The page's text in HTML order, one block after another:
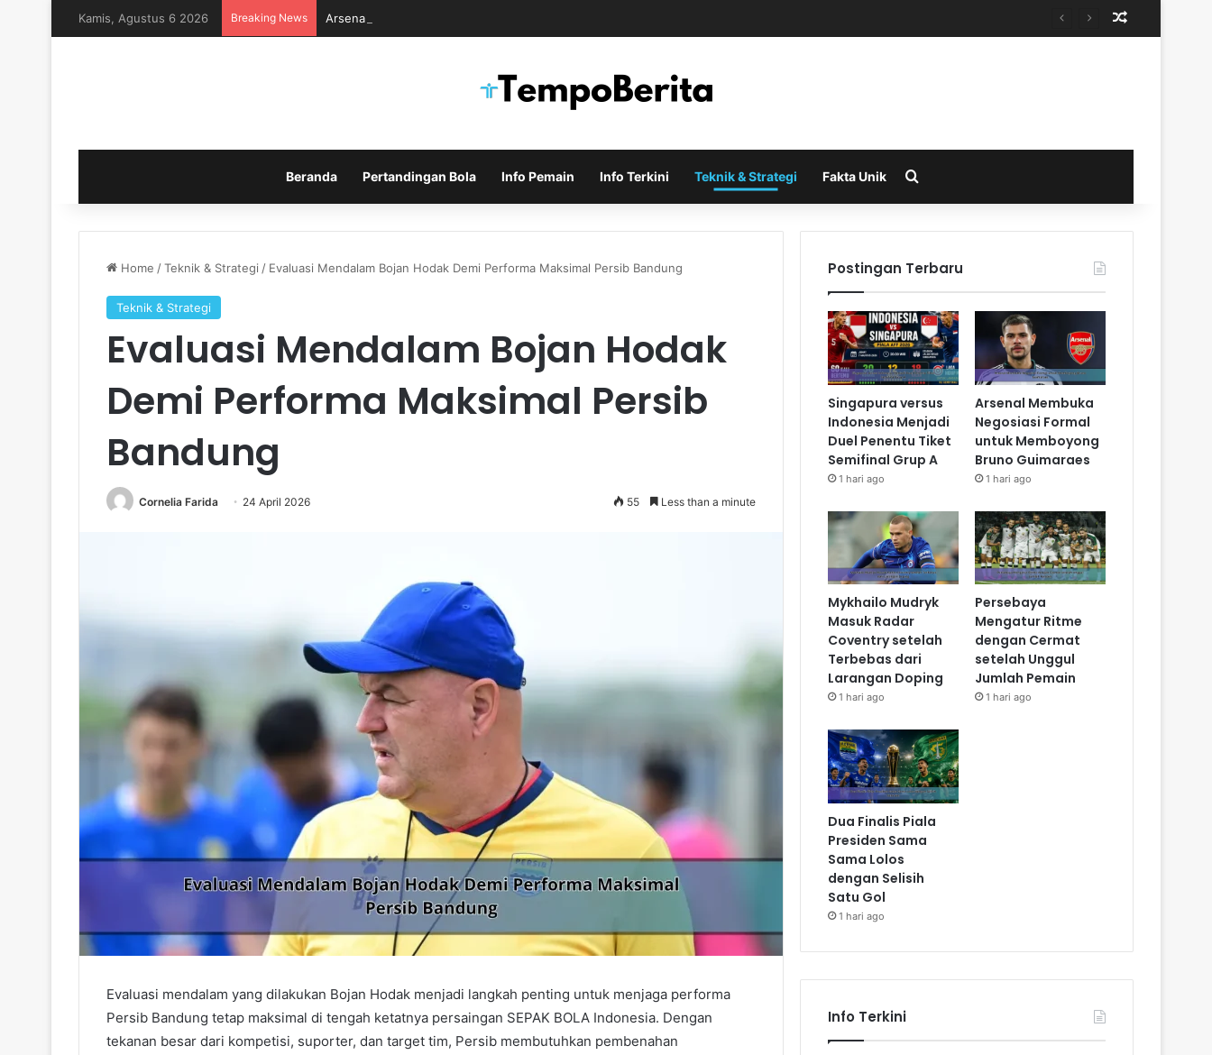
Kamis, Agustus 6 2026 Breaking News Arsenal Membuka Negosiasi Formal untuk Memboyong Bruno Guimaraes
Beranda Pertandingan Bola Info Pemain Info Terkini Teknik & Strategi Fakta Unik
Home /Teknik & Strategi / Evaluasi Mendalam Bojan Hodak Demi Performa Maksimal Persib Bandung
Teknik & Strategi
Evaluasi Mendalam Bojan Hodak
Demi Performa Maksimal Persib
Bandung
Cornelia Farida 24 April 2026 55 Less than a minute
Evaluasi mendalam yang dilakukan Bojan Hodak menjadi langkah penting untuk menjaga performa
Persib Bandung tetap maksimal di tengah ketatnya persaingan SEPAK BOLA Indonesia. Dengan
tekanan besar dari kompetisi, suporter, dan target tim, Persib membutuhkan pembenahan
Postingan Terbaru
Singapura versus
Indonesia Menjadi
Duel Penentu Tiket
Semifinal Grup A
1 hari ago
Arsenal Membuka
Negosiasi Formal
untuk Memboyong
Bruno Guimaraes
1 hari ago
Mykhailo Mudryk
Masuk Radar
Coventry setelah
Terbebas dari
Larangan Doping
1 hari ago
Persebaya
Mengatur Ritme
dengan Cermat
setelah Unggul
Jumlah Pemain
1 hari ago
Dua Finalis Piala
Presiden Sama
Sama Lolos
dengan Selisih
Satu Gol
1 hari ago
Info Terkini